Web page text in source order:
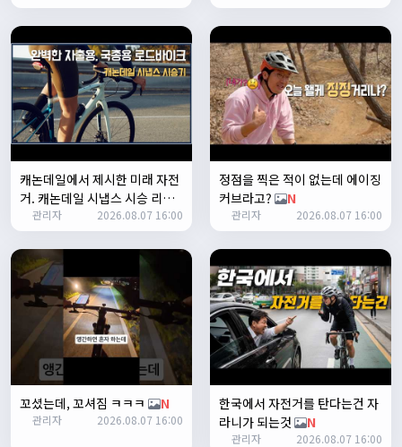
쏭박17:24:35
Leepi02:57:35
1
알루미 06:16:14
뇽
사이트 가입자수가 100명이 넘었습니다 :)
관리자 09:12:12
열심히타자
맛점하세요~
배과장12:48:20
반갑습니다 여러분 ^_^
배과장12:48:33
명절에도 열심히 맛있는 음식먹고 로라 타셔야지요 ㅎㅎ
1/24/2025
존명12:42:39
캐논데일에서 제시한 미래 자전
거. 캐논데일 시냅스 시승 리뷰
N
관리자 2026.08.07 16:00
정점을 찍은 적이 없는데 에이징
커브라고?
N
관리자 2026.08.07 16:00
꼬셨는데, 꼬셔짐 ㅋㅋㅋ N
관리자 2026.08.07 16:00
한국에서 자전거를 탄다는건 자
라니가 되는것
N
관리자 2026.08.07 16:00